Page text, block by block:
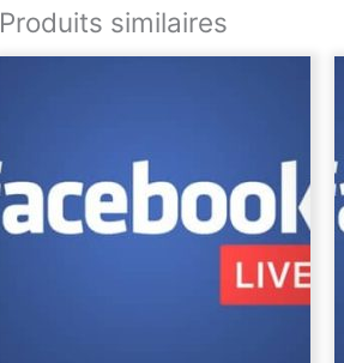
Produits similaires